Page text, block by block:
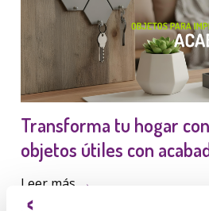
Transforma tu hogar
objetos útiles con
Leer más →
Novedades